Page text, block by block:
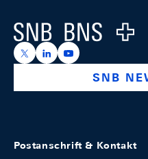
Logo
https://x.com/snb_bns
https://https://
SNB
Postanschrift & Kontakt